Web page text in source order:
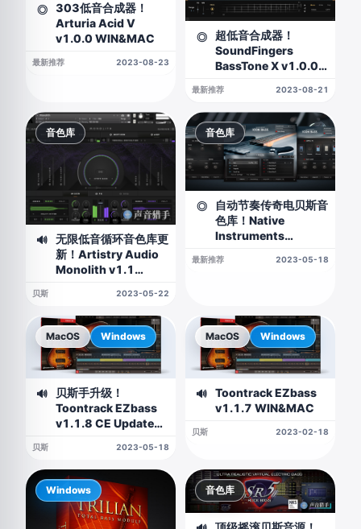
◎
303低音合成器！
Arturia Acid V
v1.0.0 WIN&MAC
最新推荐 2023-08-23
◎
超低音合成器！
SoundFingers
BassTone X v1.0.0
最新推荐 2023-08-21
🔊
无限低音循环音色库更
新！Artistry Audio
Monolith v1.1
贝斯 2023-05-22
音色库
◎
自动节奏传奇电贝斯音
色库！Native
Instruments
Icon Bass
最新推荐 2023-05-18
音色库
🔊
贝斯手升级！
Toontrack EZbass
v1.1.8 CE Update
贝斯 2023-05-18
MacOS Windows
🔊
Toontrack EZbass
v1.1.7 WIN&MAC
贝斯 2023-02-18
MacOS Windows
Windows 音色库